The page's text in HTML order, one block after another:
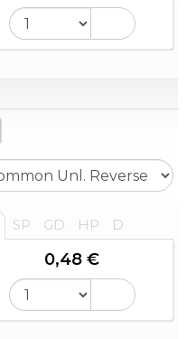
SP GD HP D
0,48 €